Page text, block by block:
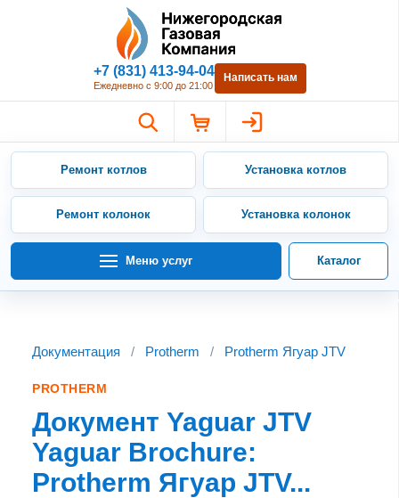
Нижегородская Газовая
+7 (831) 413-94-04
Ежедневно с 9:00 до 21:00
Написать нам
Ремонт котлов Установка котлов
Ремонт колонок Установка колонок
Меню услуг Каталог
Документация / Protherm / Protherm Ягуар JTV
PROTHERM
Документ Yaguar JTV
Yaguar Brochure:
Protherm Ягуар JTV...